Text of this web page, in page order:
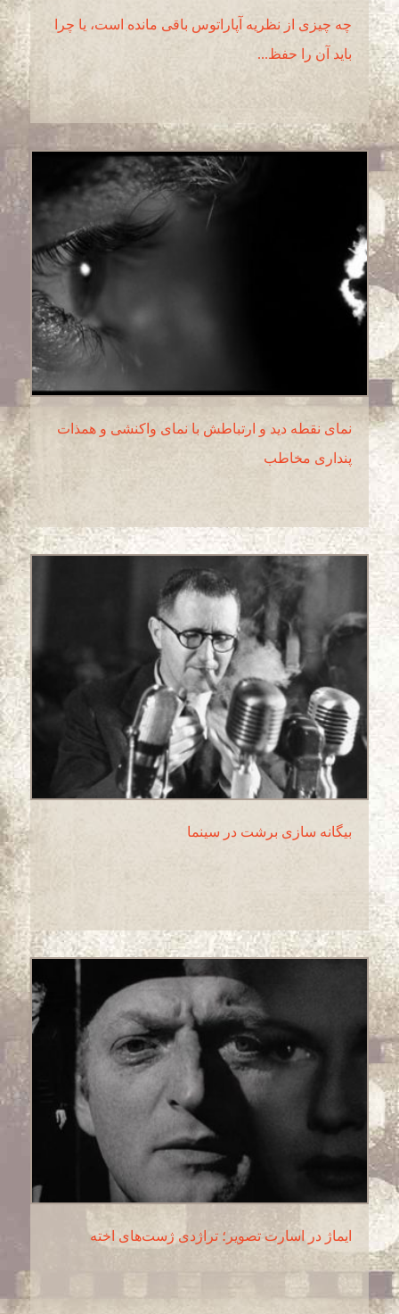
چه چیزی از نظریه آپاراتوس باقی مانده است، یا چرا
باید آن را حفظ...
نمای نقطه دید و ارتباطش با نمای واکنشی و همذات
پنداری مخاطب
بیگانه سازی برشت در سینما
ایماژ در اسارت تصویر؛ تراژدی ژست‌های اخته